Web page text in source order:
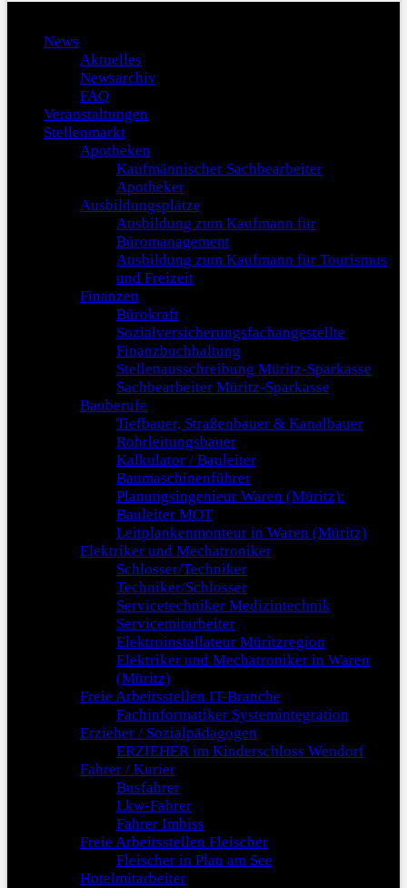
News
Aktuelles
Newsarchiv
FAQ
Veranstaltungen
Stellenmarkt
Apotheken
Kaufmännischer Sachbearbeiter
Apotheker
Ausbildungsplätze
Ausbildung zum Kaufmann für
Büromanagement
Ausbildung zum Kaufmann für Tourismus
und Freizeit
Finanzen
Bürokraft
Sozialversicherungsfachangestellte
Finanzbuchhaltung
Stellenausschreibung Müritz-Sparkasse
Sachbearbeiter Müritz-Sparkasse
Bauberufe
Tiefbauer, Straßenbauer & Kanalbauer
Rohrleitungsbauer
Kalkulator / Bauleiter
Baumaschinenführer
Planungsingenieur Waren (Müritz):
Bauleiter MOT
Leitplankenmonteur in Waren (Müritz)
Elektriker und Mechatroniker
Schlosser/Techniker
Techniker/Schlosser
Servicetechniker Medizintechnik
Servicemitarbeiter
Elektroinstallateur Müritzregion
Elektriker und Mechatroniker in Waren
(Müritz)
Freie Arbeitsstellen IT-Branche
Fachinformatiker Systemintegration
Erzieher / Sozialpädagogen
ERZIEHER im Kinderschloss Wendorf
Fahrer / Kurier
Busfahrer
Lkw-Fahrer
Fahrer Imbiss
Freie Arbeitsstellen Fleischer
Fleischer in Plau am See
Hotelmitarbeiter